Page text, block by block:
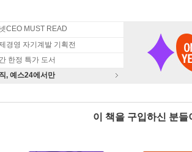
CEO MUST READ
경영 자기계발 기획전
한정 특가 도서
, 예스24에서만
이 책을 구입하신 분